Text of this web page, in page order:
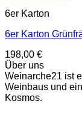
6er Karton
6er Karton
198,00 €
Über uns
Weinarche21 ist
Weinbaus und
Kosmos.